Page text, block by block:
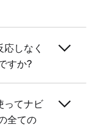
しなく
すか?
ってナビ
全ての